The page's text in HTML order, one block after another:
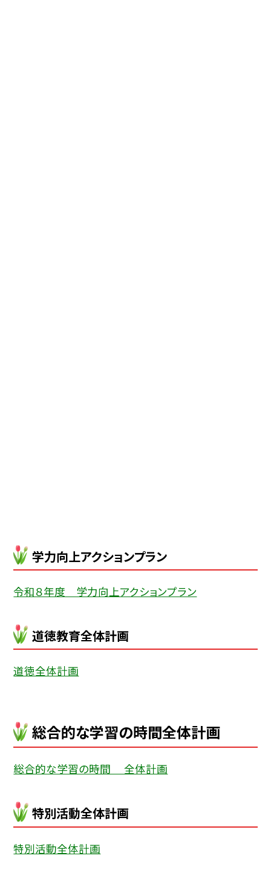
学力向上アクションプラン
令和８年度 学力向上アクションプラン
道徳教育全体計画
道徳全体計画
総合的な学習の時間全体計画
総合的な学習の時間 全体計画
特別活動全体計画
特別活動全体計画